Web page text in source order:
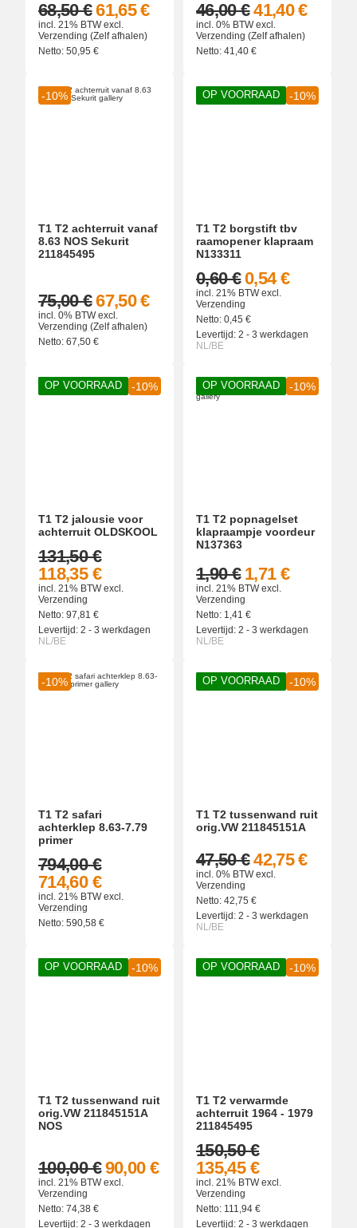
61,65 €
68,50 €
incl. 21% BTWexcl.
Verzending (Zelf afhalen)
Netto: 50,95 €
41,40 €
46,00 €
incl. 0% BTWexcl.
Verzending (Zelf afhalen)
Netto: 41,40 €
-10%
T1 T2 achterruit vanaf
8.63 NOS Sekurit
211845495
67,50 €
75,00 €
incl. 0% BTWexcl.
Verzending (Zelf afhalen)
Netto: 67,50 €
OP VOORRAAD -10%
T1 T2 borgstift tbv
raamopener klapraam
N133311
0,54 €
0,60 €
incl. 21% BTWexcl.
Verzending
Netto: 0,45 €
Levertijd: 2 - 3 werkdagen
NL/BE
OP VOORRAAD -10%
T1 T2 jalousie voor
achterruit OLDSKOOL
118,35 €
131,50 €
incl. 21% BTWexcl.
Verzending
Netto: 97,81 €
Levertijd: 2 - 3 werkdagen
NL/BE
OP VOORRAAD -10%
T1 T2 popnagelset
klapraampje voordeur
N137363
1,71 €
1,90 €
incl. 21% BTWexcl.
Verzending
Netto: 1,41 €
Levertijd: 2 - 3 werkdagen
NL/BE
-10%
T1 T2 safari
achterklep 8.63-7.79
primer
714,60 €
794,00 €
incl. 21% BTWexcl.
Verzending
Netto: 590,58 €
OP VOORRAAD -10%
T1 T2 tussenwand ruit
orig.VW 211845151A
42,75 €
47,50 €
incl. 0% BTWexcl.
Verzending
Netto: 42,75 €
Levertijd: 2 - 3 werkdagen
NL/BE
OP VOORRAAD -10%
T1 T2 tussenwand ruit
orig.VW 211845151A
NOS
90,00 €
100,00 €
incl. 21% BTWexcl.
Verzending
Netto: 74,38 €
Levertijd: 2 - 3 werkdagen
OP VOORRAAD -10%
T1 T2 verwarmde
achterruit 1964 - 1979
211845495
135,45 €
150,50 €
incl. 21% BTWexcl.
Verzending
Netto: 111,94 €
Levertijd: 2 - 3 werkdagen